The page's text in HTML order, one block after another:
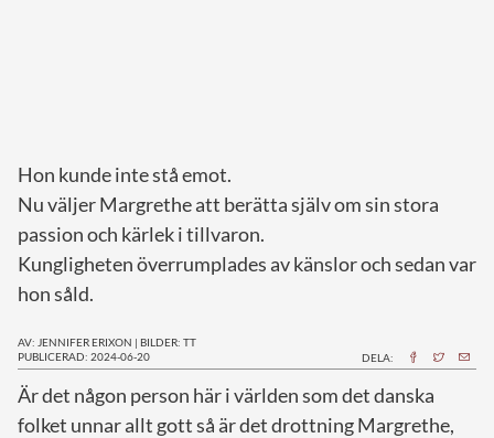
Hon kunde inte stå emot.
Nu väljer Margrethe att berätta själv om sin stora
passion och kärlek i tillvaron.
Kungligheten överrumplades av känslor och sedan var
hon såld.
AV: JENNIFER ERIXON | BILDER: TT
PUBLICERAD: 2024-06-20
DELA:
Är det någon person här i världen som det danska
folket unnar allt gott så är det drottning Margrethe,